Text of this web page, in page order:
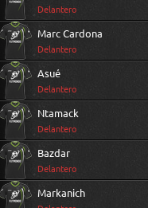
Delantero
Marc Cardona
Delantero
Asué
Delantero
Ntamack
Delantero
Bazdar
Delantero
Markanich